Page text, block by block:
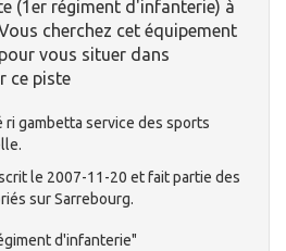
(1er régiment d'infanterie) à
cherchez cet équipement
vous situer dans
ce piste
gambetta service des sports
le 2007-11-20 et fait partie des
sur Sarrebourg.
d'infanterie"